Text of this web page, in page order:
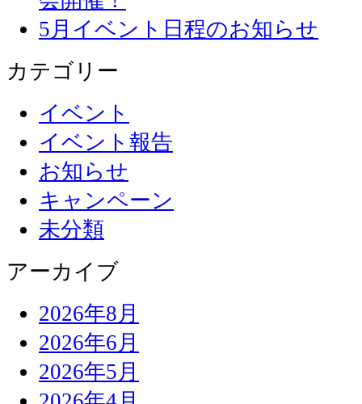
5月イベント日程のお知らせ
カテゴリー
イベント
イベント報告
お知らせ
キャンペーン
未分類
アーカイブ
2026年8月
2026年6月
2026年5月